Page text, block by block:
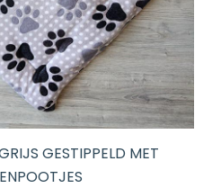
GESTIPPELD MET